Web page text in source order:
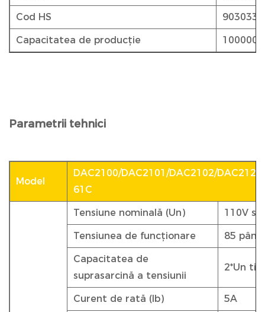
Cod HS
Capacitatea de producție
Parametrii tehnici
Model
DAC2100/DAC2101/DAC2102/
61C
Tensiune nominală (Un) 110V
Tensiunea de funcționare 85
Capacitatea de
suprasarcină a tensiunii
2*Un
Curent de rată (Ib) 5A